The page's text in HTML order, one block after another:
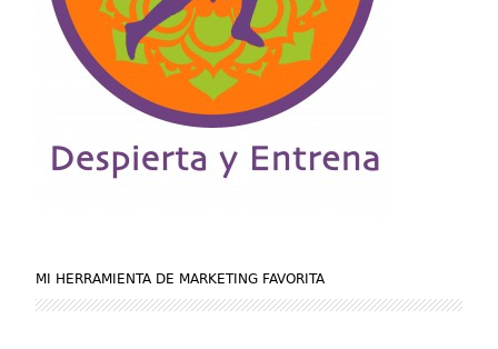
MI HERRAMIENTA DE MARKETING FAVORITA